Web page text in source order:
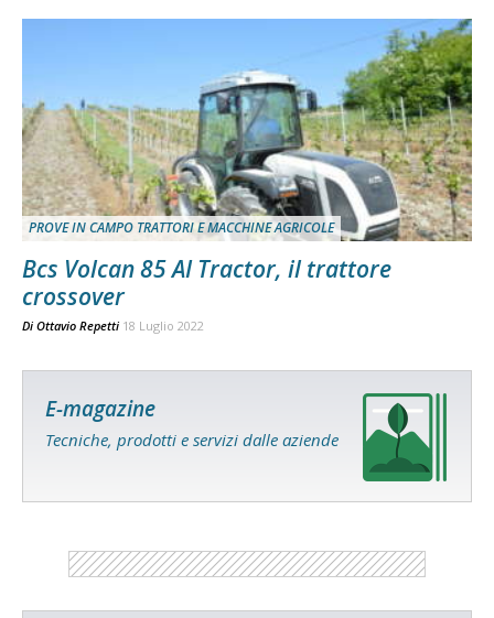
PROVE IN CAMPO TRATTORI E MACCHINE AGRICOLE
Bcs Volcan 85 AI Tractor, il trattore
crossover
Di Ottavio Repetti 18 Luglio 2022
E-magazine
Tecniche, prodotti e servizi dalle aziende